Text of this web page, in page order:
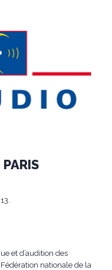
et d’audition des
nationale de la